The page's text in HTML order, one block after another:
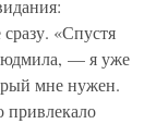
«Спустя
— я уже
мне нужен.
привлекало